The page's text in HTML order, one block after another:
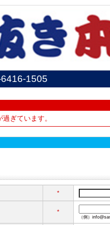
1505
ぎています。
*
*
（例）